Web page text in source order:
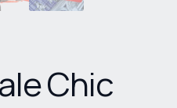
Chic